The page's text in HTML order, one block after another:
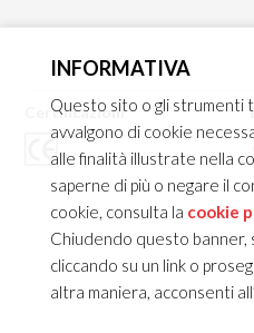
Certificazioni
INFORMATIVA
Questo sito o gli strumenti
avvalgono di cookie
alle finalità illustrate nella
saperne di più o negare il
cookie, consulta la cookie
Chiudendo questo banner,
cliccando su un link o
altra maniera, acconsenti